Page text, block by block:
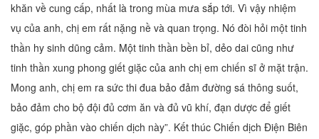
khăn về cung cấp, nhất là trong mùa mưa sắp tới. Vì vậy nhiệm
vụ của anh, chị em rất nặng nề và quan trọng. Nó đòi hỏi một tinh
thần hy sinh dũng cảm. Một tinh thần bền bỉ, dẻo dai cũng như
tinh thần xung phong giết giặc của anh chị em chiến sĩ ở mặt trận.
Mong anh, chị em ra sức thi đua bảo đảm đường sá thông suốt,
bảo đảm cho bộ đội đủ cơm ăn và đủ vũ khí, đạn dược để giết
giặc, góp phần vào chiến dịch này”. Kết thúc Chiến dịch Điện Biên